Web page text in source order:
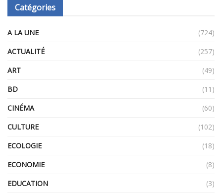
Catégories
A LA UNE
(724)
ACTUALITÉ
(257)
ART
(49)
BD
(11)
CINÉMA
(60)
CULTURE
(102)
ECOLOGIE
(18)
ECONOMIE
(8)
EDUCATION
(3)